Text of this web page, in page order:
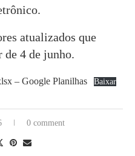
atualizados que
4 de junho.
– Google Planilhas Baixar
0 comment